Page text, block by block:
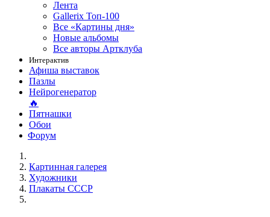
Лента
Gallerix Топ-100
Все «Картины дня»
Новые альбомы
Все авторы Артклуба
Интерактив
Афиша выставок
Пазлы
Нейрогенератор
🔥
Пятнашки
Обои
Форум
Картинная галерея
Художники
Плакаты СССР